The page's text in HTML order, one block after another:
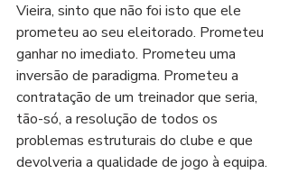
Vieira, sinto que não foi isto que ele
prometeu ao seu eleitorado. Prometeu
ganhar no imediato. Prometeu uma
inversão de paradigma. Prometeu a
contratação de um treinador que seria,
tão-só, a resolução de todos os
problemas estruturais do clube e que
devolveria a qualidade de jogo à equipa.